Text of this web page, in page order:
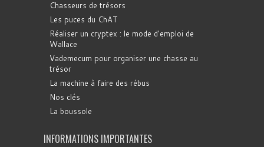
Chasseurs de trésors
Les puces du ChAT
Réaliser un cryptex : le mode d'emploi de
Wallace
Vademecum pour organiser une chasse au
trésor
La machine à faire des rébus
Nos clés
La boussole
INFORMATIONS IMPORTANTES